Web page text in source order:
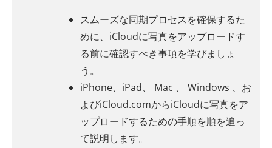
スムーズな同期プロセスを確保するた
めに、iCloudに写真をアップロードす
る前に確認すべき事項を学びましょ
う。
iPhone、iPad、 Mac 、 Windows 、お
よびiCloud.comからiCloudに写真をア
ップロードするための手順を順を追っ
て説明します。